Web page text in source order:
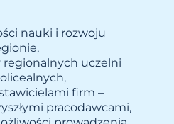
nauki i rozwoju
uczelni
firm –
pracodawcami,